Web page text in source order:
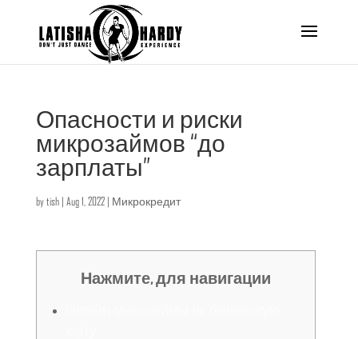
Опасности и риски
микрозаймов “до
зарплаты”
by tish| Aug 1, 2022| Микрокредит
Нажмите, для навигации